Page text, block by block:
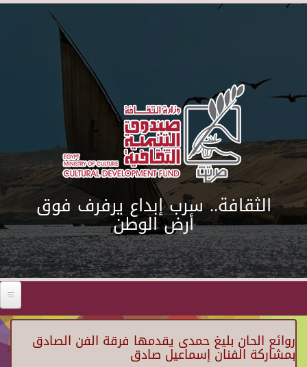
Skip to main content
الثقافة.. سرب إبداع يرفرف فوق
أرض الوطن
روائع الحان بليغ حمدى يقدمها فرقة الفن الصادق
بمشاركة الفنان إسماعيل صادق